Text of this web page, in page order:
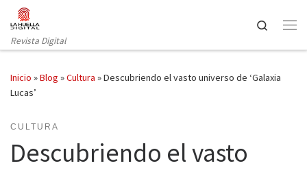
Saltar al contenido
Revista Digital
Search
Inicio »Blog »Cultura »Descubriendo el vasto universo de ‘Galaxia
Lucas’
CULTURA
Descubriendo el vasto